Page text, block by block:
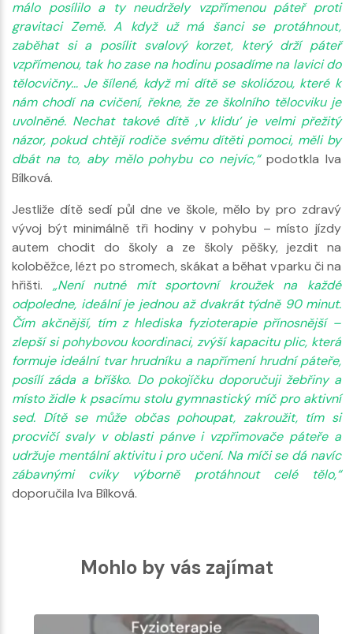
málo posílilo a ty neudržely vzpřímenou páteř proti
gravitaci Země. A když už má šanci se protáhnout,
zaběhat si a posílit svalový korzet, který drží páteř
vzpřímenou, tak ho zase na hodinu posadíme na lavici do
tělocvičny… Je šílené, když mi dítě se skoliózou, které k
nám chodí na cvičení, řekne, že ze školního tělocviku je
uvolněné. Nechat takové dítě ‚v klidu‘ je velmi přežitý
názor, pokud chtějí rodiče svému dítěti pomoci, měli by
dbát na to, aby mělo pohybu co nejvíc,“podotkla Iva
Bílková.
Jestliže dítě sedí půl dne ve škole, mělo by pro zdravý
vývoj být minimálně tři hodiny v pohybu – místo jízdy
autem chodit do školy a ze školy pěšky, jezdit na
koloběžce, lézt po stromech, skákat a běhat v parku či na
hřišti. „Není nutné mít sportovní kroužek na každé
odpoledne, ideální je jednou až dvakrát týdně 90 minut.
Čím akčnější, tím z hlediska fyzioterapie přínosnější –
zlepší si pohybovou koordinaci, zvýší kapacitu plic, která
formuje ideální tvar hrudníku a napřímení hrudní páteře,
posílí záda a bříško. Do pokojíčku doporučuji žebřiny a
místo židle k psacímu stolu gymnastický míč pro aktivní
sed. Dítě se může občas pohoupat, zakroužit, tím si
procvičí svaly v oblasti pánve i vzpřimovače páteře a
udržuje mentální aktivitu i pro učení. Na míči se dá navíc
zábavnými cviky výborně protáhnout celé tělo,“
doporučila Iva Bílková.
Mohlo by vás zajímat